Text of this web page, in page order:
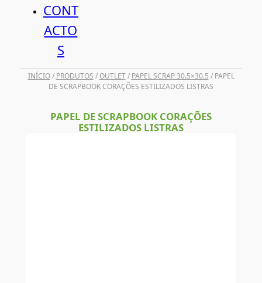
CONT
ACTO
S
INÍCIO/ PRODUTOS /OUTLET/ PAPEL SCRAP 30.5×30.5 / PAPEL
DE SCRAPBOOK CORAÇÕES ESTILIZADOS LISTRAS
PAPEL DE SCRAPBOOK CORAÇÕES
ESTILIZADOS LISTRAS